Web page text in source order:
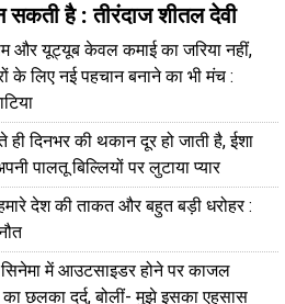
है : तीरंदाज शीतल देवी
और यूट्यूब केवल कमाई का जरिया नहीं,
के लिए नई पहचान बनाने का भी मंच :
ही दिनभर की थकान दूर हो जाती है, ईशा
पालतू बिल्लियों पर लुटाया प्यार
देश की ताकत और बहुत बड़ी धरोहर :
सिनेमा में आउटसाइडर होने पर काजल
का छलका दर्द, बोलीं- मुझे इसका एहसास